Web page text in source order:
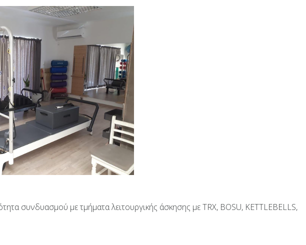
συνδυασμού με τμήματα λειτουργικής άσκησης με TRX, BOSU, KETTLEBELLS,